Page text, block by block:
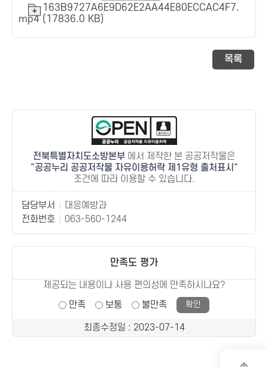
163B9727A6E9D62E2AA44E80ECCAC4F7.
mp4 (17836.0 KB)
목록
전북특별자치도소방본부 에서 제작한 본 공공저작물은
공공누리 공공저작물 자유이용허락 제1유형 출처표시
조건에 따라 이용할 수 있습니다.
담당부서
대응예방과
전화번호
063-560-1244
만족도 평가
제공되는 내용이나 사용 편의성에 만족하시나요?
만족
보통 불만족
최종수정일 : 2023-07-14